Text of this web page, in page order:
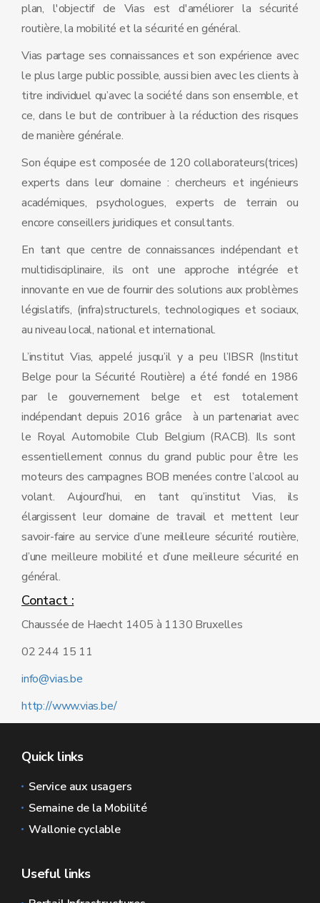
plan, l'objectif de Vias est d'améliorer la sécurité
routière, la mobilité et la sécurité en général.
Vias partage ses connaissances et son expérience avec
le plus large public possible, aussi bien avec les clients à
titre individuel qu’avec la société dans son ensemble, et
ce, dans le but de contribuer à la réduction des risques
de manière générale.
Son équipe est composée de 120 collaborateurs(trices)
experts dans leur domaine : chercheurs et ingénieurs
académiques, psychologues, experts de terrain ou
encore conseillers juridiques et consultants.
En tant que centre de connaissances indépendant et
multidisciplinaire, ils ont une approche intégrée et
innovante en vue de fournir des solutions aux problèmes
législatifs, (infra)structurels, technologiques et sociaux,
au niveau local, national et international.
L’institut Vias, appelé jusqu’il y a peu l’IBSR (Institut
Belge pour la Sécurité Routière) a été fondé en 1986
par le gouvernement belge et est totalement
indépendant depuis 2016 grâce à un partenariat avec
le Royal Automobile Club Belgium (RACB). Ils sont
essentiellement connus du grand public pour être les
moteurs des campagnes BOB menées contre l’alcool au
volant. Aujourd’hui, en tant qu’institut Vias, ils
élargissent leur domaine de travail et mettent leur
savoir-­faire au service d’une meilleure sécurité routière,
d’une meilleure mobilité et d’une meilleure sécurité en
général.
Contact :
Chaussée de Haecht 1405 à 1130 Bruxelles
02 244 15 11
info@vias.be
http://www.vias.be/
Quick links
Service aux usagers
Semaine de la Mobilité
Wallonie cyclable
Useful links